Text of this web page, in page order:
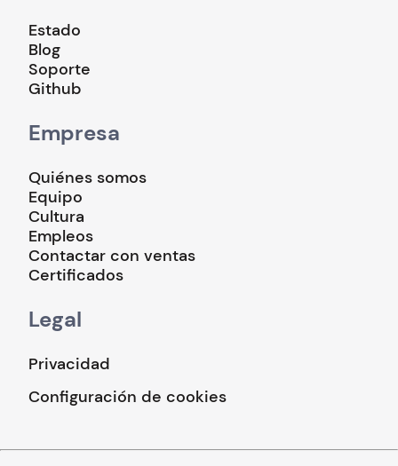
Estado
Blog
Soporte
Github
Empresa
Quiénes somos
Equipo
Cultura
Empleos
Contactar con ventas
Certificados
Legal
Privacidad
Configuración de cookies